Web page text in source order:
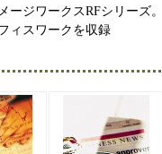
ジワークスRFシリーズ。
ィスワークを収録